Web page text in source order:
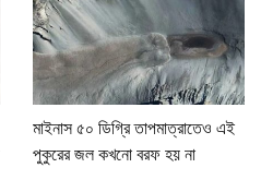
মাইনাস ৫০ ডিগ্রি তাপমাত্রাতেও এই
পুকুরের জল কখনো বরফ হয় না